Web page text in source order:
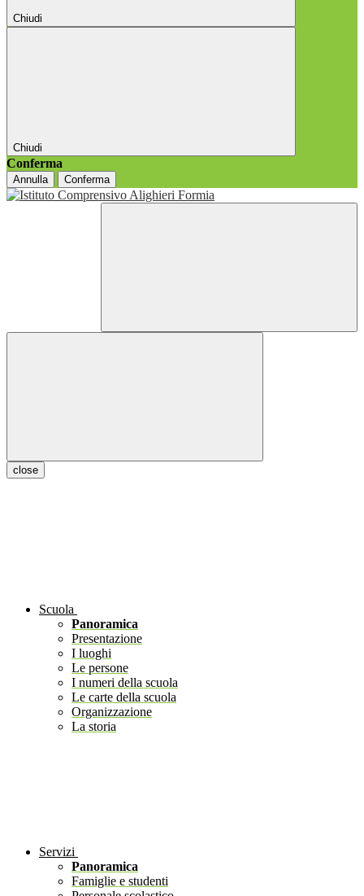
Chiudi
Chiudi
Conferma
Annulla Conferma
close
Scuola
Panoramica
Presentazione
I luoghi
Le persone
I numeri della scuola
Le carte della scuola
Organizzazione
La storia
Servizi
Panoramica
Famiglie e studenti